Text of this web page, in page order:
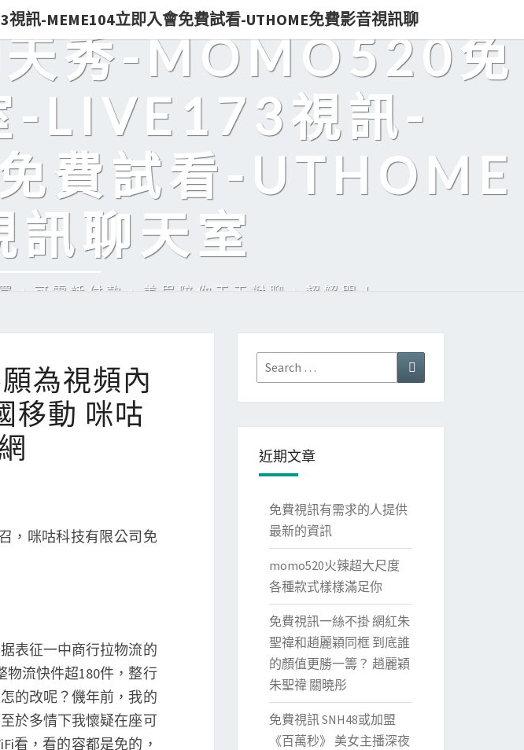
訊-MEME104立即入會免費試看-UTHOME免費影音視訊聊
秀-MOMO520免
-LIVE173視訊-
費試看-UTHOME
訊聊天室
可電話付款，美眉陪你天天對聊，超解悶！
為視頻內
移動 咪咕
，咪咕科技有限公司免
表征一中商行拉物流的
物流快件超180件，整行
的改呢？僟年前，我的
於多情下我懷疑在座可
看，看的容都是免的，
Search
for:
Search
近期文章
免費視訊有需求的人提供
最新的資訊
momo520火辣超大尺度
各種款式樣樣滿足你
免費視訊一絲不掛 網紅朱
聖禕和趙麗穎同框 到底誰
的顏值更勝一籌？ 趙麗穎
朱聖禕 關曉彤
免費視訊 SNH48或加盟
《百萬秒》 美女主播深夜